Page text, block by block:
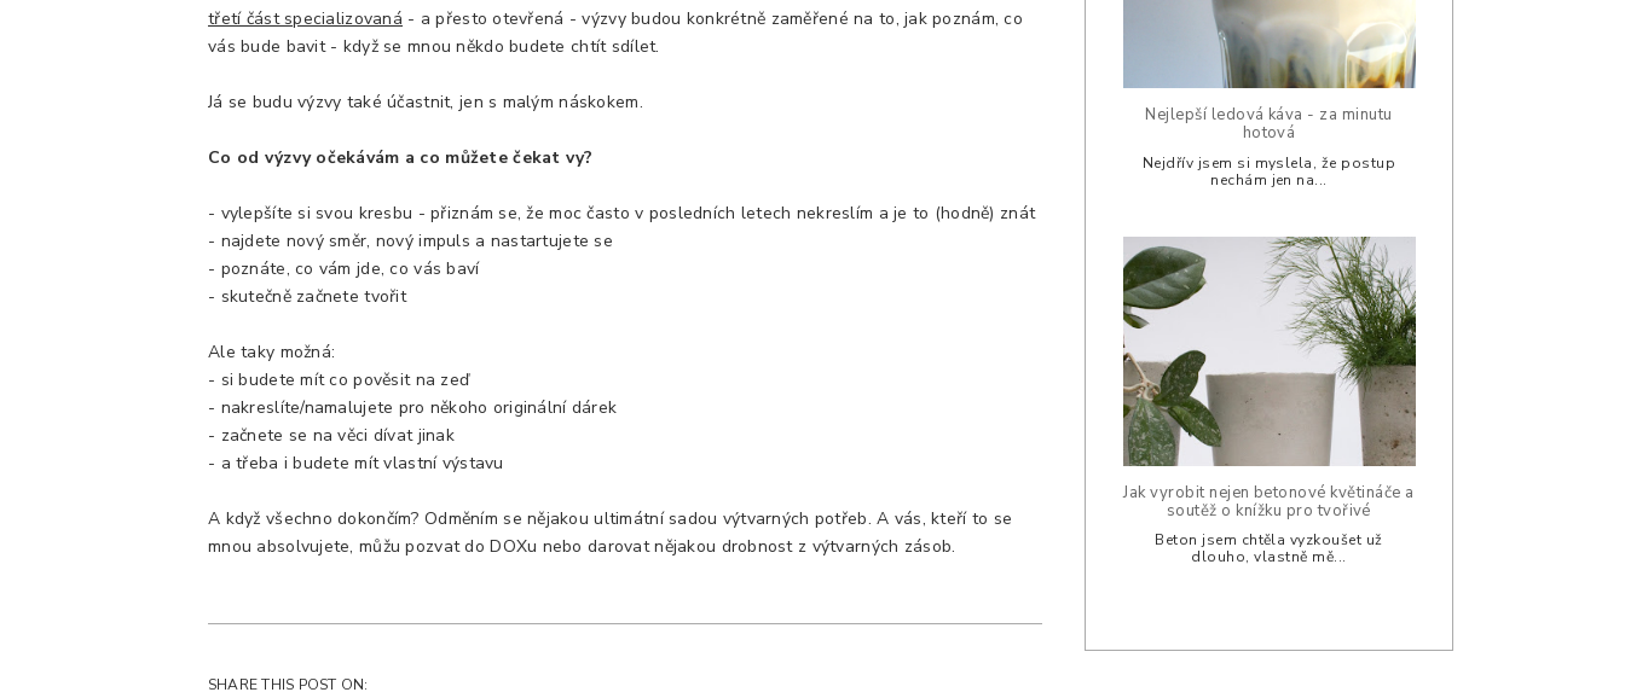
třetí část specializovaná - a přesto otevřená - výzvy budou konkrétně zaměřené na to, jak poznám, co
vás bude bavit - když se mnou někdo budete chtít sdílet.
Já se budu výzvy také účastnit, jen s malým náskokem.
Co od výzvy očekávám a co můžete čekat vy?
- vylepšíte si svou kresbu - přiznám se, že moc často v posledních letech nekreslím a je to (hodně) znát
- najdete nový směr, nový impuls a nastartujete se
- poznáte, co vám jde, co vás baví
- skutečně začnete tvořit
Ale taky možná:
- si budete mít co pověsit na zeď
- nakreslíte/namalujete pro někoho originální dárek
- začnete se na věci dívat jinak
- a třeba i budete mít vlastní výstavu
A když všechno dokončím? Odměním se nějakou ultimátní sadou výtvarných potřeb. A vás, kteří to se
mnou absolvujete, můžu pozvat do DOXu nebo darovat nějakou drobnost z výtvarných zásob.
SHARE THIS POST ON:
Nejlepší ledová káva - za minutu
hotová
Nejdřív jsem si myslela, že postup
nechám jen na...
Jak vyrobit nejen betonové květináče a
soutěž o knížku pro tvořivé
Beton jsem chtěla vyzkoušet už
dlouho, vlastně mě...